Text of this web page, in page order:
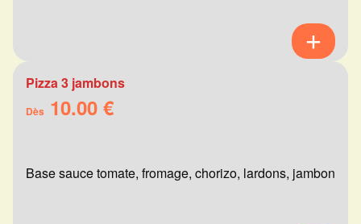
Pizza 3 jambons
Dès 10.00 €
Base sauce tomate, fromage, chorizo, lardons, jambon